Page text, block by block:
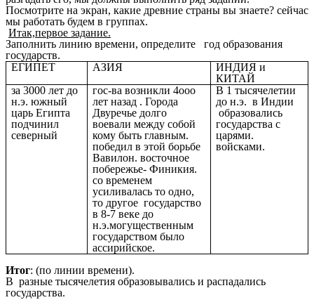
Посмотрите на экран, какие древние страны вы знаете? сейчас
мы работать будем в группах.
Итак,первое задание.
Заполнить линию времени, определите год образования
государств.
ЕГИПЕТ
АЗИЯ
ИНДИЯ и
КИТАЙ
за 3000 лет до
н.э. южный
царь Египта
подчинил
северный
гос-ва возникли 4ооо
лет назад . Города
Двуречье долго
воевали между собой
кому быть главным.
победил в этой борьбе
Вавилон. восточное
побережье- Финикия.
со временем
усиливалась то одно,
то другое государство
в 8-7 веке до
н.э.могущественным
государством было
ассирийское.
В 1 тысячелетии
до н.э. в Индии
образовались
государства с
царями.
войсками.
Итог: (по линии времени).
В разные тысячелетия образовывались и распадались
государства.